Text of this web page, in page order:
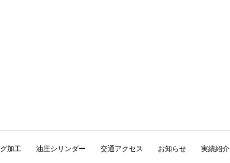
加工 油圧シリンダー 交通アクセス お知らせ 実績紹介